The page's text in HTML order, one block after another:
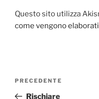
Questo sito utilizza
come vengono
Articolo
precedente:
PRECEDENTE
Rischiare